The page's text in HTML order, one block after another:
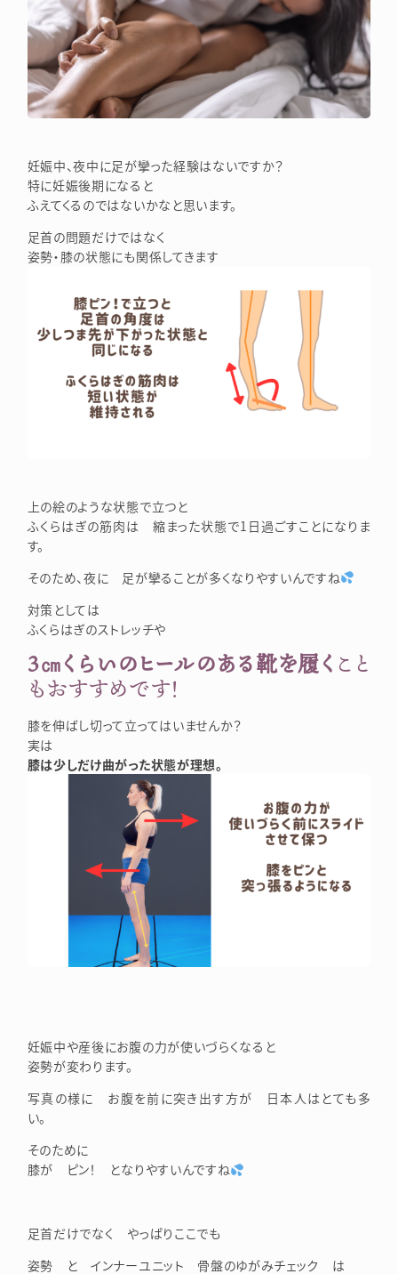
妊娠中、夜中に足が攣った経験はないですか？
特に妊娠後期になると
ふえてくるのではないかなと思います。
足首の問題だけではなく
姿勢・膝の状態にも関係してきます
上の絵のような状態で立つと
ふくらはぎの筋肉は 縮まった状態で1日過ごすことになりま
す。
そのため、夜に 足が攣ることが多くなりやすいんですね
対策としては
ふくらはぎのストレッチや
3㎝くらいのヒールのある靴を履く こと
もおすすめです！
膝を伸ばし切って立ってはいませんか？
実は
膝は少しだけ曲がった状態が理想。
妊娠中や産後にお腹の力が使いづらくなると
姿勢が変わります。
写真の様に お腹を前に突き出す方が 日本人はとても多
い。
そのために
膝が ピン！ となりやすいんですね
足首だけでなく やっぱりここでも
姿勢 と インナーユニット 骨盤のゆがみチェック は